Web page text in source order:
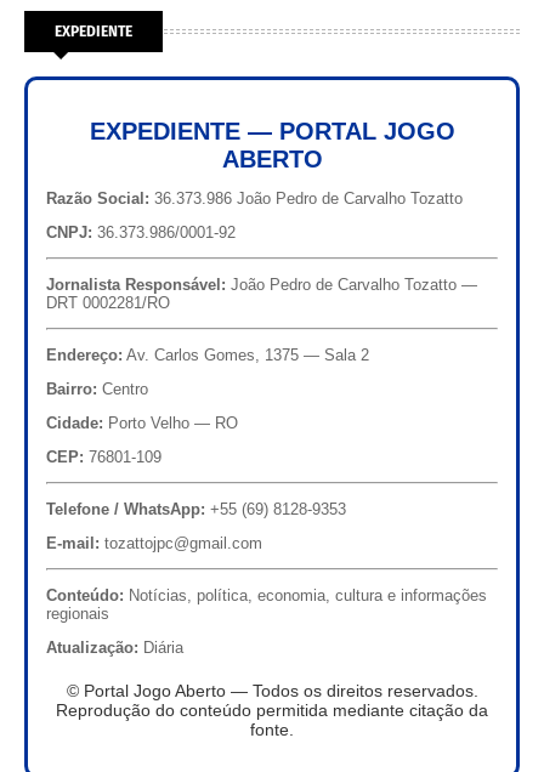
EXPEDIENTE
EXPEDIENTE — PORTAL JOGO
ABERTO
Razão Social: 36.373.986 João Pedro de Carvalho Tozatto
CNPJ: 36.373.986/0001-92
Jornalista Responsável: João Pedro de Carvalho Tozatto —
DRT 0002281/RO
Endereço: Av. Carlos Gomes, 1375 — Sala 2
Bairro: Centro
Cidade: Porto Velho — RO
CEP: 76801-109
Telefone / WhatsApp: +55 (69) 8128-9353
E-mail: tozattojpc@gmail.com
Conteúdo: Notícias, política, economia, cultura e informações
regionais
Atualização: Diária
© Portal Jogo Aberto — Todos os direitos reservados.
Reprodução do conteúdo permitida mediante citação da
fonte.